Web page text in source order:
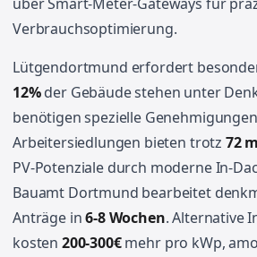
Verbrauchsoptimierung.
Lütgendortmund erfordert
12%der Gebäude stehen unter
benötigen spezielle
Arbeitersiedlungen bieten trotz 72
PV-Potenziale durch moderne In-
Bauamt Dortmund bearbeitet
Anträge in6-8 Wochen. Alternative
kosten 200-300€mehr pro kWp,